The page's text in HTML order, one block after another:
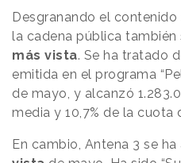
Desgranando el
la cadena pública también
más vista. Se ha tratado
emitida en el programa
de mayo, y alcanzó
media y 10,7% de la cuota
En cambio, Antena 3 se